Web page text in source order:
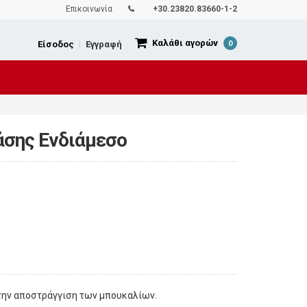
Επικοινωνία +30.23820.83660-1-2
Καλάθι αγορών 0
Εγγραφή
Είσοδος
Ενδιάμεσο
αποστράγγιση των μπουκαλίων.